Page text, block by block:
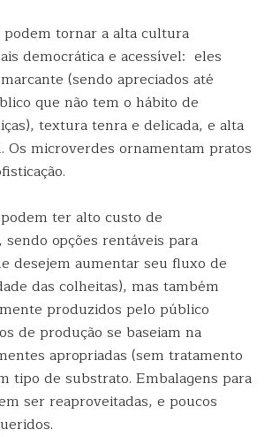
tornar a alta cultura
democrática e acessível: eles
(sendo apreciados até
que não tem o hábito de
textura tenra e delicada, e alta
Os microverdes ornamentam pratos
ter alto custo de
sendo opções rentáveis para
desejem aumentar seu fluxo de
das colheitas), mas também
produzidos pelo público
de produção se baseiam na
apropriadas (sem tratamento
tipo de substrato. Embalagens para
ser reaproveitadas, e poucos